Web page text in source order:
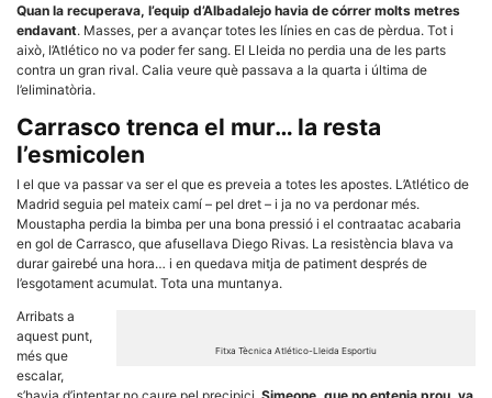
Quan la recuperava, l’equip d’Albadalejo havia de córrer molts metres
endavant. Masses, per a avançar totes les línies en cas de pèrdua. Tot i
això, l’Atlético no va poder fer sang. El Lleida no perdia una de les parts
contra un gran rival. Calia veure què passava a la quarta i última de
l’eliminatòria.
Carrasco trenca el mur… la resta
l’esmicolen
I el que va passar va ser el que es preveia a totes les apostes. L’Atlético de
Madrid seguia pel mateix camí – pel dret – i ja no va perdonar més.
Moustapha perdia la bimba per una bona pressió i el contraatac acabaria
en gol de Carrasco, que afusellava Diego Rivas. La resistència blava va
durar gairebé una hora… i en quedava mitja de patiment després de
l’esgotament acumulat. Tota una muntanya.
Fitxa Tècnica Atlético-Lleida Esportiu
Arribats a
aquest punt,
més que
escalar,
Màrqueting
En compartir
els teus
interessos i
navegues pel
incrementes
la possibilitat
de mirar
només
anuncis,
ofertes i
contingut
personalitzat.